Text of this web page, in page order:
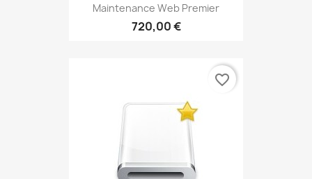
Maintenance Web Premier
720,00 €
favorite_border